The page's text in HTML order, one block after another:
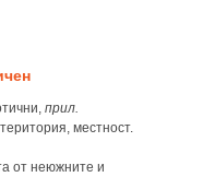
прил.
местност.
от неюжните и